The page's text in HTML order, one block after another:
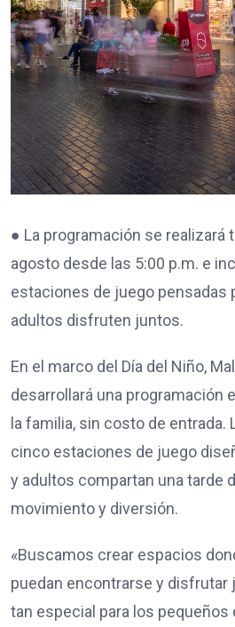
● La programación se realizará
agosto desde las 5:00 p.m. e
estaciones de juego pensadas
adultos disfruten juntos.
En el marco del Día del Niño,
desarrollará una programación
la familia, sin costo de entrada.
cinco estaciones de juego
y adultos compartan una tarde
movimiento y diversión.
«Buscamos crear espacios
puedan encontrarse y disfrutar
tan especial para los pequeños